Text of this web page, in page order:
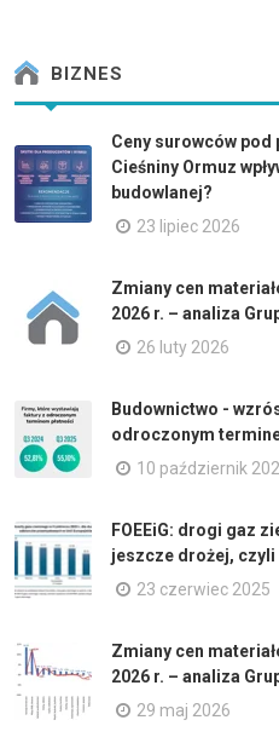
BIZNES
Ceny surowców
Cieśniny Ormuz
budowlanej?
23 lipiec 2026
Zmiany cen
2026 r. – analiza
26 luty 2026
Budownictwo -
odroczonym
10 październik
FOEEiG: drogi gaz
jeszcze drożej, czyli
23 czerwiec 2025
Zmiany cen
2026 r. – analiza
29 maj 2026